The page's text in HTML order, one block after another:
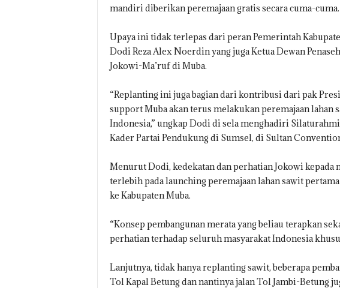
mandiri diberikan peremajaan gratis secara cuma-cuma.
Upaya ini tidak terlepas dari peran Pemerintah
Dodi Reza Alex Noerdin yang juga Ketua Dewan
Jokowi-Ma’ruf di Muba.
“Replanting ini juga bagian dari kontribusi dari pak
support Muba akan terus melakukan peremajaan lahan
Indonesia,” ungkap Dodi di sela menghadiri
Kader Partai Pendukung di Sumsel, di Sultan
Menurut Dodi, kedekatan dan perhatian Jokowi kepada
terlebih pada launching peremajaan lahan sawit
ke Kabupaten Muba.
“Konsep pembangunan merata yang beliau terapkan
perhatian terhadap seluruh masyarakat Indonesia
Lanjutnya, tidak hanya replanting sawit, beberapa
Tol Kapal Betung dan nantinya jalan Tol Jambi-Betung